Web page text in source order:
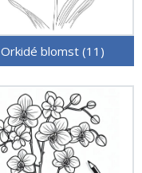
Orkidé blomst (11)